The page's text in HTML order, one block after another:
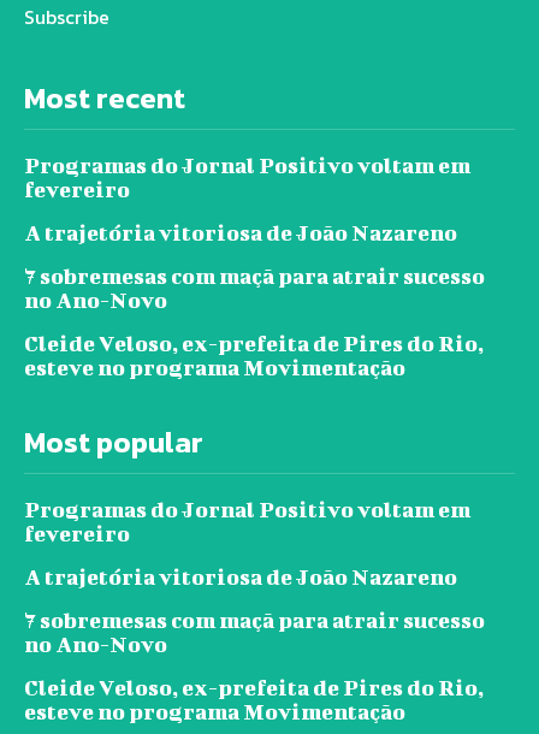
Subscribe
Most recent
Programas do Jornal Positivo voltam em
fevereiro
A trajetória vitoriosa de João Nazareno
7 sobremesas com maçã para atrair sucesso
no Ano-Novo
Cleide Veloso, ex-prefeita de Pires do Rio,
esteve no programa Movimentação
Most popular
Programas do Jornal Positivo voltam em
fevereiro
A trajetória vitoriosa de João Nazareno
7 sobremesas com maçã para atrair sucesso
no Ano-Novo
Cleide Veloso, ex-prefeita de Pires do Rio,
esteve no programa Movimentação